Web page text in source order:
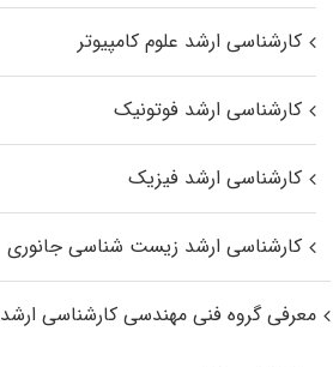
کارشناسی ارشد علوم کامپیوتر
کارشناسی ارشد فوتونیک
کارشناسی ارشد فیزیک
کارشناسی ارشد زیست‌ شناسی جانوری
معرفی گروه فنی مهندسی کارشناسی ارشد